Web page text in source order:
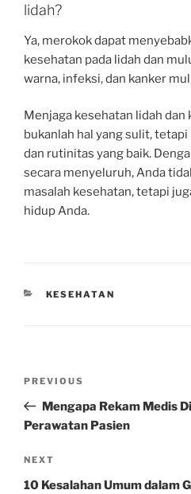
lidah?
Ya, merokok dapat
kesehatan pada lidah dan
warna, infeksi, dan kanker
Menjaga kesehatan lidah
bukanlah hal yang sulit,
dan rutinitas yang baik.
secara menyeluruh, Anda
masalah kesehatan, tetapi
hidup Anda.
CATEGORIES
KESEHATAN
Previous
Post
PREVIOUS
Mengapa Rekam Medis
Perawatan Pasien
Next
Post
NEXT
10 Kesalahan Umum dalam